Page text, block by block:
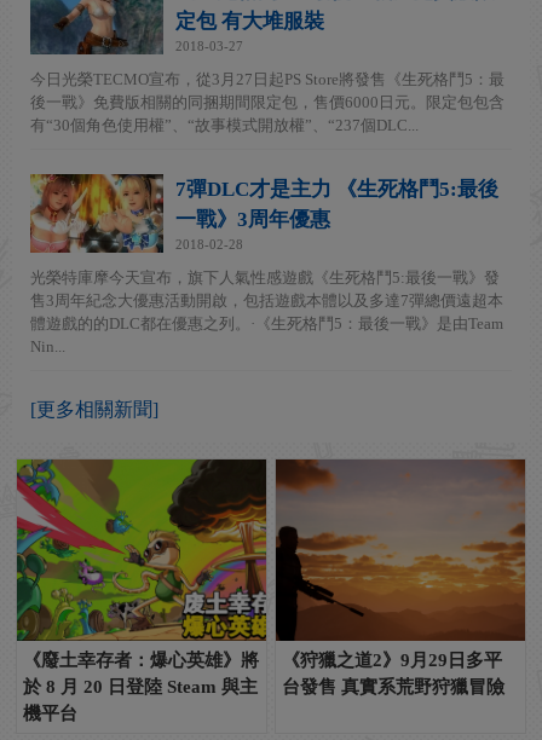
定包 有大堆服裝
2018-03-27
今日光榮TECMO宣布，從3月27日起PS Store將發售《生死格鬥5：最
後一戰》免費版相關的同捆期間限定包，售價6000日元。限定包包含
有“30個角色使用權”、“故事模式開放權”、“237個DLC...
7彈DLC才是主力 《生死格鬥5:最後
一戰》3周年優惠
2018-02-28
光榮特庫摩今天宣布，旗下人氣性感遊戲《生死格鬥5:最後一戰》發
售3周年紀念大優惠活動開啟，包括遊戲本體以及多達7彈總價遠超本
體遊戲的的DLC都在優惠之列。·《生死格鬥5：最後一戰》是由Team
Nin...
[更多相關新聞]
《廢土幸存者：爆心英雄》將
於 8 月 20 日登陸 Steam 與主
機平台
《狩獵之道2》9月29日多平
台發售 真實系荒野狩獵冒險